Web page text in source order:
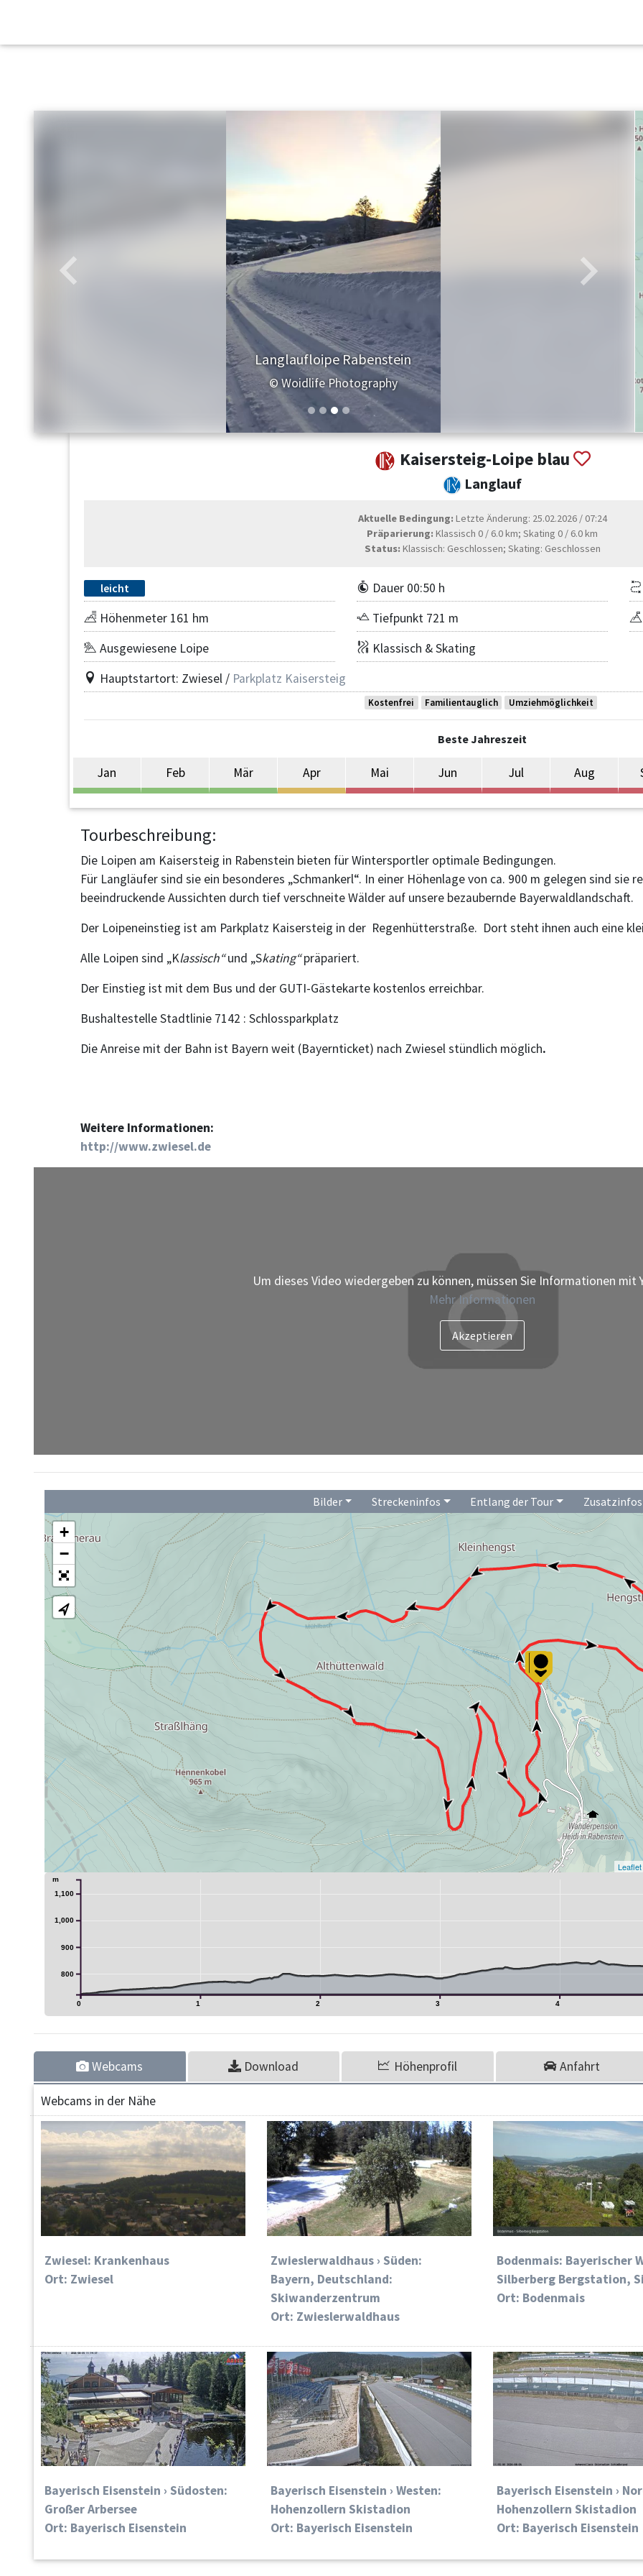
Langlaufloipe Rabenstein
© Woidlife Photography
Zurück Weiter
Kaisersteig-Loipe blau
Langlauf
Aktuelle Bedingung: Letzte Änderung: 25.02.2026 / 07:24
Präparierung: Klassisch 0 / 6.0 km; Skating 0 / 6.0 km
Status: Klassisch: Geschlossen; Skating: Geschlossen
leicht Dauer 00:50 h
Höhenmeter 161 hm
Tiefpunkt 721 m
Ausgewiesene Loipe
Klassisch & Skating
Hauptstartort: Zwiesel / Parkplatz Kaisersteig
Kostenfrei Familientauglich Umziehmöglichkeit
Beste Jahreszeit
Jan Feb Mär Apr Mai Jun Jul Aug
Tourbeschreibung:
Die Loipen am Kaisersteig in Rabenstein bieten für Wintersportler optimale Bedingungen.
Für Langläufer sind sie ein besonderes „Schmankerl“. In einer Höhenlage von ca. 900 m gelegen sind sie
beeindruckende Aussichten durch tief verschneite Wälder auf unsere bezaubernde Bayerwaldlandschaft.
Der Loipeneinstieg ist am Parkplatz Kaisersteig in der Regenhütterstraße. Dort steht ihnen auch eine
Alle Loipen sind „Klassisch“und „Skating“präpariert.
Der Einstieg ist mit dem Bus und der GUTI-Gästekarte kostenlos erreichbar.
Bushaltestelle Stadtlinie 7142 : Schlossparkplatz
Die Anreise mit der Bahn ist Bayern weit (Bayernticket) nach Zwiesel stündlich möglich.
Weitere Informationen:
http://www.zwiesel.de
Um dieses Video wiedergeben zu können, müssen Sie Informationen mit
Mehr Informationen
Bilder Streckeninfos Entlang der Tour Zusatzinfos
+
−
Leaflet
0 1 2 3 4
800
900
1,000
1,100
m
Webcams Download Höhenprofil Anfahrt
Webcams in der Nähe
Zwiesel: Krankenhaus
Ort: Zwiesel
Zwieslerwaldhaus › Süden:
Bayern, Deutschland:
Skiwanderzentrum
Ort: Zwieslerwaldhaus
Bodenmais: Bayerischer
Silberberg Bergstation,
Ort: Bodenmais
Bayerisch Eisenstein › Südosten:
Großer Arbersee
Ort: Bayerisch Eisenstein
Bayerisch Eisenstein › Westen:
Hohenzollern Skistadion
Ort: Bayerisch Eisenstein
Bayerisch Eisenstein ›
Hohenzollern Skistadion
Ort: Bayerisch Eisenstein